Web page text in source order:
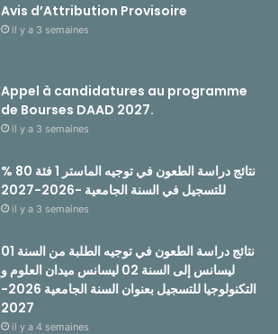
Avis d’Attribution Provisoire
il y a 3 semaines
Appel à candidatures au programme
de Bourses DAAD 2027.
il y a 3 semaines
نتائج دراسة الطعون في توجيه الماستر 1 فئة 80 %
للتسجيل في السنة الجامعية -2026-2027
il y a 3 semaines
نتائج دراسة الطعون في توجيه الطلبة من السنة 01
ليسانس إلى السنة 02 ليسانس ميدان العلوم و
التكنولوجيا للتسجيل بعنوان السنة الجامعية 2026-
2027
il y a 4 semaines